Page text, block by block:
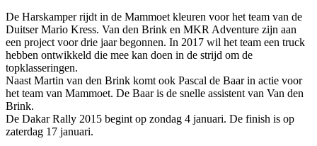
De Harskamper rijdt in de Mammoet kleuren voor het team van de
Duitser Mario Kress. Van den Brink en MKR Adventure zijn aan
een project voor drie jaar begonnen. In 2017 wil het team een truck
hebben ontwikkeld die mee kan doen in de strijd om de
topklasseringen.
Naast Martin van den Brink komt ook Pascal de Baar in actie voor
het team van Mammoet. De Baar is de snelle assistent van Van den
Brink.
De Dakar Rally 2015 begint op zondag 4 januari. De finish is op
zaterdag 17 januari.